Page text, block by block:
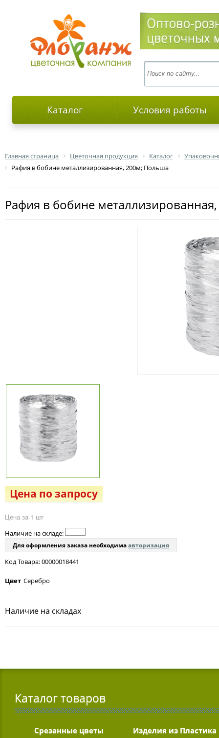
Каталог Условия работы
Главная страница Цветочная продукция Каталог
Рафия в бобине металлизированная, 200м; Польша
Рафия в бобине
Цена по запросу
Цена за 1 шт
Наличие на складе:
Для оформления заказа необходимаавторизация
Код Товара: 00000018441
Цвет Серебро
Наличие на складах
Каталог товаров
Срезанные цветы Изделия из Пластика